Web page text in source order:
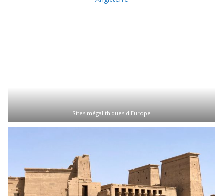
Sites mégalithiques d'Europe